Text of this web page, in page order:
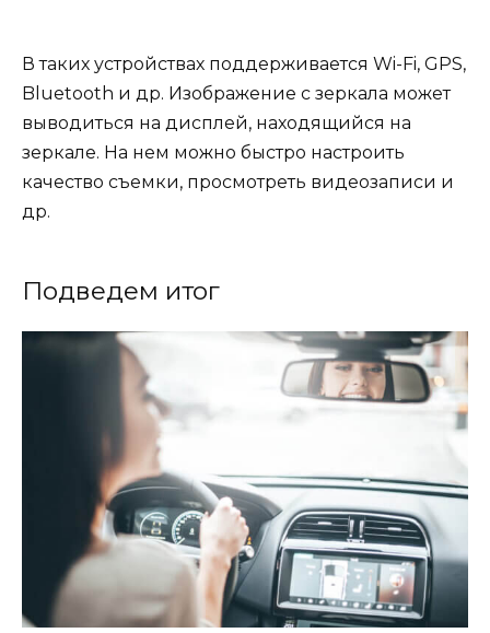
В таких устройствах поддерживается Wi-Fi, GPS,
Bluetooth и др. Изображение с зеркала может
выводиться на дисплей, находящийся на
зеркале. На нем можно быстро настроить
качество съемки, просмотреть видеозаписи и
др.
Подведем итог